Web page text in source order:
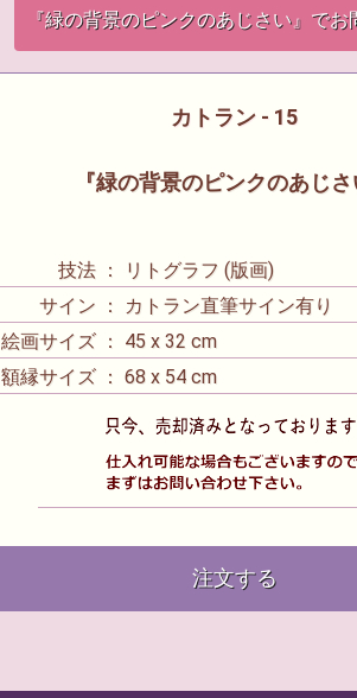
『緑の背景のピンクのあじさい』でお
カトラン - 15
『緑の背景のピンクのあじ
技法 ： リトグラフ (版画)
サイン ： カトラン直筆サイン有り
絵画サイズ ： 45 x 32 cm
額縁サイズ ： 68 x 54 cm
注文する